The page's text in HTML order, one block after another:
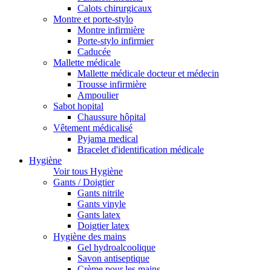
Calots chirurgicaux
Montre et porte-stylo
Montre infirmière
Porte-stylo infirmier
Caducée
Mallette médicale
Mallette médicale docteur et médecin
Trousse infirmière
Ampoulier
Sabot hopital
Chaussure hôpital
Vêtement médicalisé
Pyjama medical
Bracelet d'identification médicale
Hygiène
Voir tous Hygiène
Gants / Doigtier
Gants nitrile
Gants vinyle
Gants latex
Doigtier latex
Hygiène des mains
Gel hydroalcoolique
Savon antiseptique